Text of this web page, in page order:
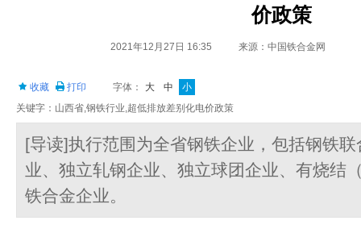
价政策
2021年12月27日 16:35 来源：中国铁合金网
收藏 打印 字体： 大 中
小
关键字：山西省,钢铁行业,超低排放差别化电价政策
[导读]执行范围为全省钢铁企业，包括钢铁
业、独立轧钢企业、独立球团企业、有烧结
铁合金企业。